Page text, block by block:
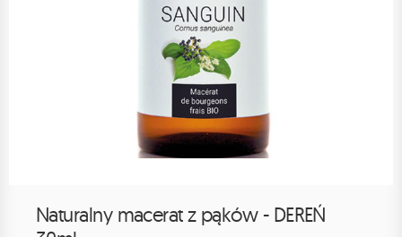
Naturalny macerat z pąków - DEREŃ